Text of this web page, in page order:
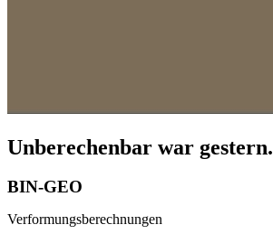
Unberechenbar war gestern.
BIN-GEO
Verformungsberechnungen